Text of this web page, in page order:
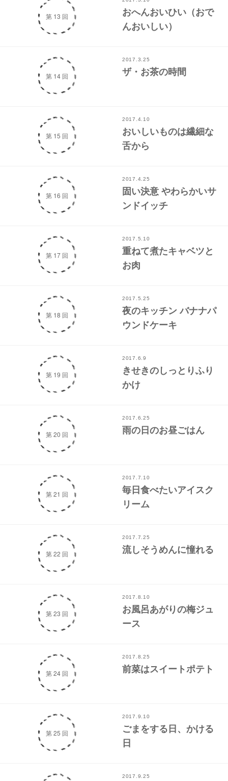
第 13 回
おへんおいひい（おで
んおいしい）
第 14 回
2017.3.25
ザ・お茶の時間
第 15 回
2017.4.10
おいしいものは繊細な
舌から
第 16 回
2017.4.25
固い決意 やわらかいサ
ンドイッチ
第 17 回
2017.5.10
重ねて煮たキャベツと
お肉
第 18 回
2017.5.25
夜のキッチン バナナパ
ウンドケーキ
第 19 回
2017.6.9
きせきのしっとりふり
かけ
第 20 回
2017.6.25
雨の日のお昼ごはん
第 21 回
2017.7.10
毎日食べたいアイスク
リーム
第 22 回
2017.7.25
流しそうめんに憧れる
第 23 回
2017.8.10
お風呂あがりの梅ジュ
ース
第 24 回
2017.8.25
前菜はスイートポテト
第 25 回
2017.9.10
ごまをする日、かける
日
2017.9.25